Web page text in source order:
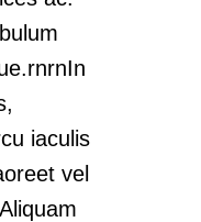
iaculis
vel